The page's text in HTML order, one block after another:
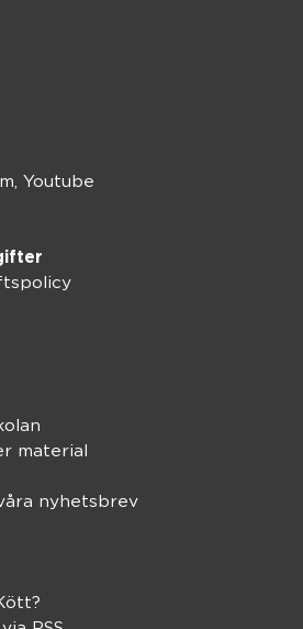
Youtube
material
nyhetsbrev